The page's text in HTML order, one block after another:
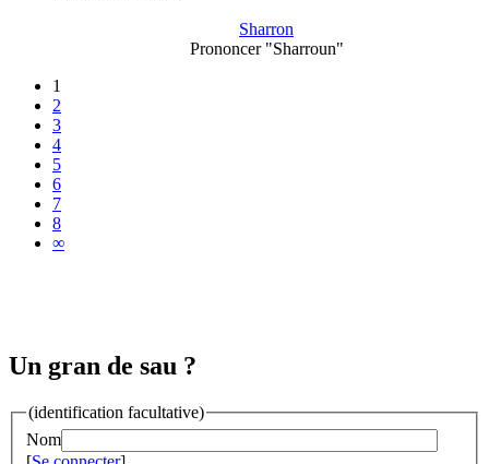
Sharron
Prononcer "Sharroun"
1
2
3
4
5
6
7
8
∞
Un gran de sau ?
(identification facultative)
Nom